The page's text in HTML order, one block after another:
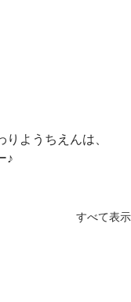
ようちえんは、
♪
すべて表示